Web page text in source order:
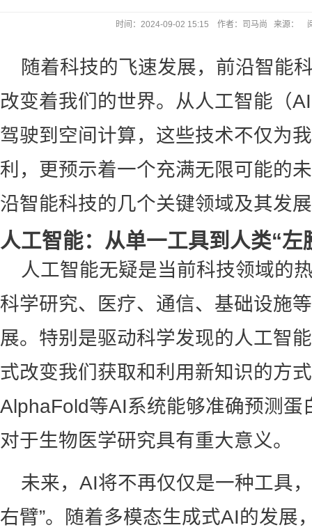
时间：2024-09-02 15:15 作者：司马尚 来源：
随着科技的飞速发展，前沿智能
改变着我们的世界。从人工智能（
驾驶到空间计算，这些技术不仅为
利，更预示着一个充满无限可能的
沿智能科技的几个关键领域及其发
人工智能：从单一工具到人类“左
人工智能无疑是当前科技领域的
科学研究、医疗、通信、基础设施
展。特别是驱动科学发现的人工智
式改变我们获取和利用新知识的方
AlphaFold等AI系统能够准确预测蛋
对于生物医学研究具有重大意义。
未来，AI将不再仅仅是一种工具
右臂”。随着多模态生成式AI的发展